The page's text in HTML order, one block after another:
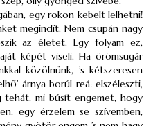
egy rokon kebelt lelhetni!
megindít. Nem csupán nagy
az életet. Egy folyam ez,
képét viseli. Ha örömsugár
közölnünk, ’s kétszeresen
árnya borúl reá: elszéleszti,
tehát, mi búsít engemet, hogy
egy érzelem se szívemben,